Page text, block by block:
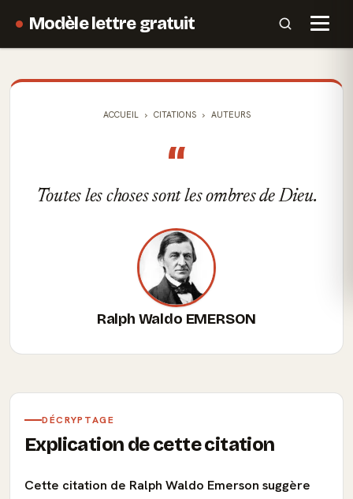
Modèle lettre gratuit
ACCUEIL CITATIONS AUTEURS
“
Toutes les choses sont les ombres de Dieu.
Ralph Waldo EMERSON
DÉCRYPTAGE
Explication de cette citation
Cette citation de Ralph Waldo Emerson suggère